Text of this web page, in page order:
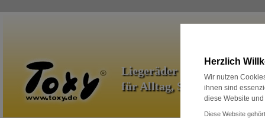
Liegeräder & Zubehör
für Alltag, Sport und
Herzlich
Wir nutzen
ihnen sind
diese Website
Diese Website